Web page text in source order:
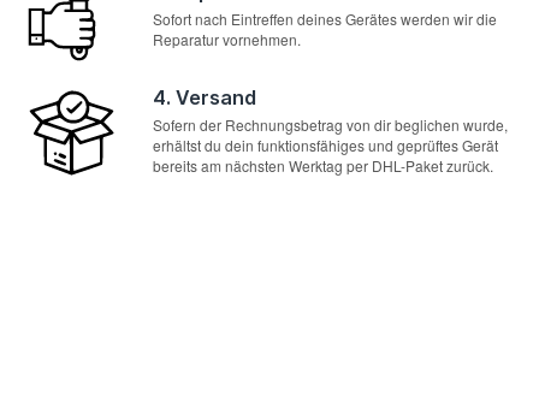
Sofort nach Eintreffen deines Gerätes werden wir die
Reparatur vornehmen.
4. Versand
Sofern der Rechnungsbetrag von dir beglichen wurde,
erhältst du dein funktionsfähiges und geprüftes Gerät
bereits am nächsten Werktag per DHL-Paket zurück.